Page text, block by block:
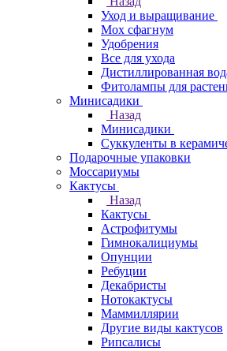
Уход и выращивание
Мох сфагнум
Удобрения
Все для ухода
Дистиллированная
Фитолампы для
Минисадики
Назад
Минисадики
Суккуленты в
Подарочные упаковки
Моссариумы
Кактусы
Назад
Кактусы
Астрофитумы
Гимнокалициумы
Опунции
Ребуции
Декабристы
Нотокактусы
Маммиллярии
Другие виды кактусов
Рипсалисы